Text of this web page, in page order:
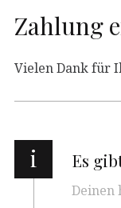
Zahlung
Vielen Dank für
i Es
Deinen